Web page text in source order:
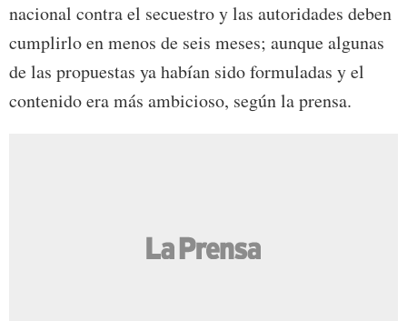
nacional contra el secuestro y las autoridades deben
cumplirlo en menos de seis meses; aunque algunas
de las propuestas ya habían sido formuladas y el
contenido era más ambicioso, según la prensa.